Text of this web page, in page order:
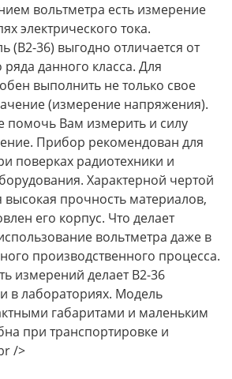
вольтметра есть измерение
электрического тока.
(В2-36) выгодно отличается от
данного класса. Для
выполнить не только свое
(измерение напряжения).
помочь Вам измерить и силу
Прибор рекомендован для
поверках радиотехники и
Характерной чертой
высокая прочность материалов,
его корпус. Что делает
вольтметра даже в
производственного процесса.
измерений делает В2-36
в лабораториях. Модель
габаритами и маленьким
при транспортировке и
/>